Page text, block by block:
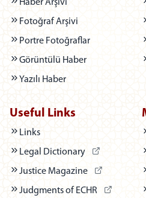
Haber Arşivi
Fotoğraf Arşivi
Portre Fotoğraflar
Görüntülü Haber
Yazılı Haber
Useful Links
Links
Legal Dictionary
(Dış bağlantı -
Justice Magazine (Dış bağlantı
Judgments of ECHR (Dış